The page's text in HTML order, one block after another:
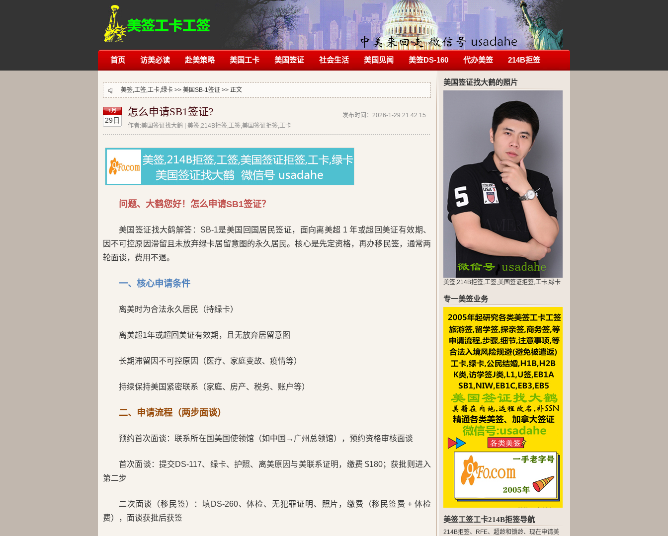
首页 访美必读 赴美策略 美国工卡 美国签证 社会生活 美国见闻 美签DS-160 代办美签 214B拒签
美签,工签,工卡,绿卡 >> 美国SB-1签证 >> 正文
1月
29日
发布时间：2026-1-29 21:42:15
怎么申请SB1签证?
作者:美国签证找大鹤 | 美签,214B拒签,工签,美国签证拒签,工卡
问题、大鹤您好！怎么申请SB1签证？
美国签证找大鹤解答：SB-1是美国回国居民签证，面向离美超 1 年或超回美证有效期、
因不可控原因滞留且未放弃绿卡居留意图的永久居民。核心是先定资格，再办移民签，通常两
轮面谈，费用不退。
一、核心申请条件
离美时为合法永久居民（持绿卡）
离美超1年或超回美证有效期，且无放弃居留意图
长期滞留因不可控原因（医疗、家庭变故、疫情等）
持续保持美国紧密联系（家庭、房产、税务、账户等）
二、申请流程（两步面谈）
预约首次面谈：联系所在国美国使领馆（如中国→广州总领馆），预约资格审核面谈
首次面谈：提交DS-117、绿卡、护照、离美原因与美联系证明，缴费 $180；获批则进入
第二步
二次面谈（移民签）：填DS-260、体检、无犯罪证明、照片，缴费（移民签费 + 体检
费），面谈获批后获签
美国签证找大鹤的照片
美签,214B拒签,工签,美国签证拒签,工卡,绿卡
专一美签业务
美签工签工卡214B拒签导航
214B拒签、 RFE、 超龄和锁龄、 现在申请美